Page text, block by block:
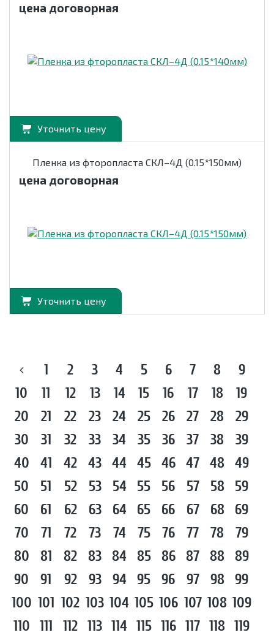
цена договорная
Уточнить цену
Пленка из фторопласта СКЛ–4Д (0.15*150мм)
цена договорная
Уточнить цену
1 2 3 4 5 6 7 8
9
10
11 12 13 14 15 16 17 18
19
20
21 22 23 24 25 26 27 28
29
30
31 32 33 34 35 36 37 38
39
40
41 42 43 44 45 46 47 48
49
50
51 52 53 54 55 56 57 58
59
60
61 62 63 64 65 66 67 68
69
70
71 72 73 74 75 76 77 78
79
80
81 82 83 84 85 86 87 88
89
90
91 92 93 94 95 96 97 98
99
100 101 102 103 104 105 106 107 108 109
110
111 112 113 114 115 116 117 118 119